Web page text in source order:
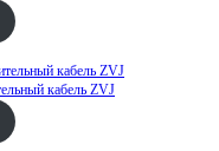
кабель ZVJ